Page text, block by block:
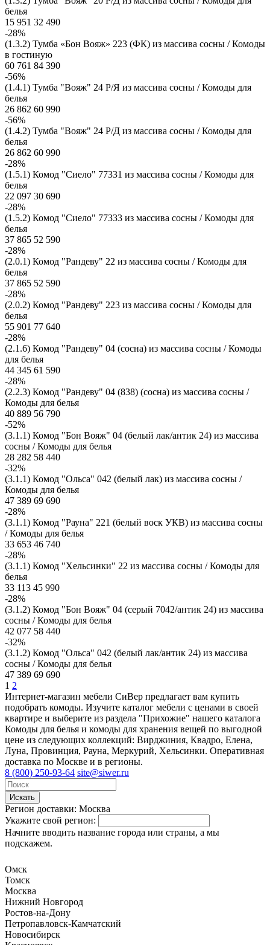
белья
15 951 32 490
-28%
(1.3.2) Тумба «Бон Вояж» 223 (ФК) из массива сосны / Комоды
в гостиную
60 761 84 390
-56%
(1.4.1) Тумба "Вояж" 24 Р/Я из массива сосны / Комоды для
белья
26 862 60 990
-56%
(1.4.2) Тумба "Вояж" 24 Р/Д из массива сосны / Комоды для
белья
26 862 60 990
-28%
(1.5.1) Комод "Сиело" 77331 из массива сосны / Комоды для
белья
22 097 30 690
-28%
(1.5.2) Комод "Сиело" 77333 из массива сосны / Комоды для
белья
37 865 52 590
-28%
(2.0.1) Комод "Рандеву" 22 из массива сосны / Комоды для
белья
37 865 52 590
-28%
(2.0.2) Комод "Рандеву" 223 из массива сосны / Комоды для
белья
55 901 77 640
-28%
(2.1.6) Комод "Рандеву" 04 (сосна) из массива сосны / Комоды
для белья
44 345 61 590
-28%
(2.2.3) Комод "Рандеву" 04 (838) (сосна) из массива сосны /
Комоды для белья
40 889 56 790
-52%
(3.1.1) Комод "Бон Вояж" 04 (белый лак/антик 24) из массива
сосны / Комоды для белья
28 282 58 440
-32%
(3.1.1) Комод "Ольса" 042 (белый лак) из массива сосны /
Комоды для белья
47 389 69 690
-28%
(3.1.1) Комод "Рауна" 221 (белый воск УКВ) из массива сосны
/ Комоды для белья
33 653 46 740
-28%
(3.1.1) Комод "Хельсинки" 22 из массива сосны / Комоды для
белья
33 113 45 990
-28%
(3.1.2) Комод "Бон Вояж" 04 (серый 7042/антик 24) из массива
сосны / Комоды для белья
42 077 58 440
-32%
(3.1.2) Комод "Ольса" 042 (белый лак/антик 24) из массива
сосны / Комоды для белья
47 389 69 690
1 2
Интернет-магазин мебели СиВер предлагает вам купить
подобрать комоды. Изучите каталог мебели с ценами в своей
квартире и выберите из раздела "Прихожие" нашего каталога
Комоды для белья и комоды для хранения вещей по выгодной
цене из следующих коллекций: Вирджиния, Квадро, Елена,
Луна, Провинция, Рауна, Меркурий, Хельсинки. Оперативная
доставка по Москве и в регионы.
8 (800) 250-93-64 site@siwer.ru
Искать
Регион доставки: Москва
Укажите свой регион:
Начните вводить название города или страны, а мы
подскажем.
Омск
Томск
Москва
Нижний Новгород
Ростов-на-Дону
Петропавловск-Камчатский
Новосибирск